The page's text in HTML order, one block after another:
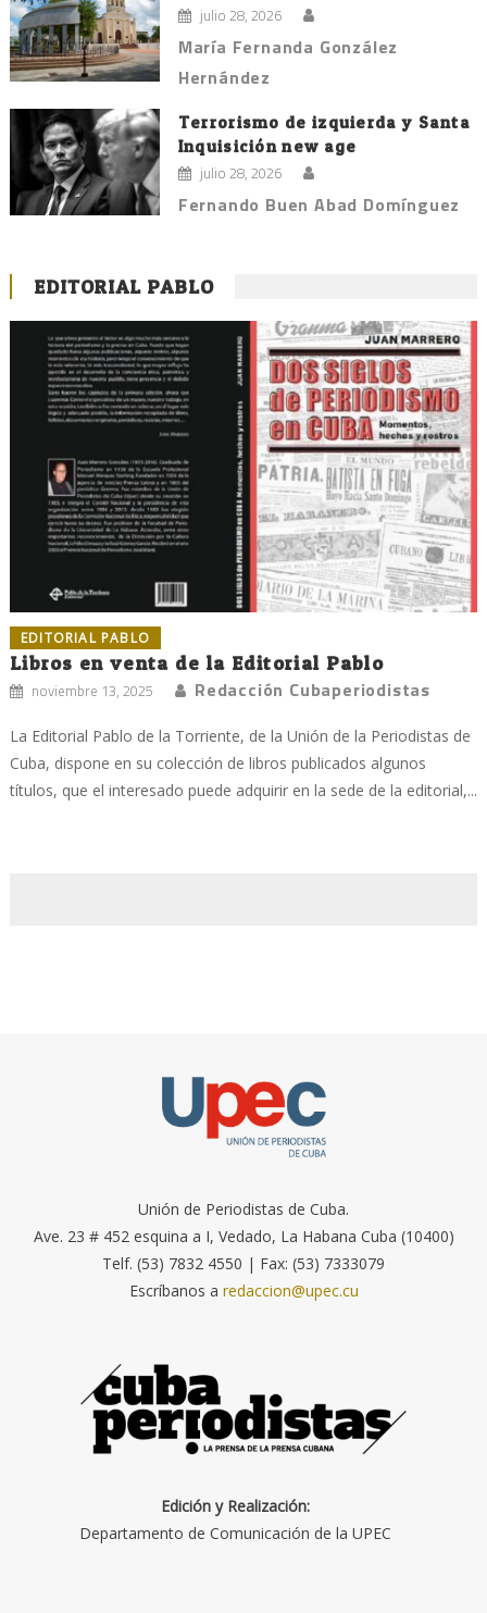
julio 28, 2026
María Fernanda González
Hernández
Terrorismo de izquierda y Santa
Inquisición new age
julio 28, 2026
Fernando Buen Abad Domínguez
EDITORIAL PABLO
EDITORIAL PABLO
Libros en venta de la Editorial Pablo
noviembre 13, 2025 Redacción Cubaperiodistas
La Editorial Pablo de la Torriente, de la Unión de la Periodistas de
Cuba, dispone en su colección de libros publicados algunos
títulos, que el interesado puede adquirir en la sede de la editorial,...
Unión de Periodistas de Cuba.
Ave. 23 # 452 esquina a I, Vedado, La Habana Cuba (10400)
Telf. (53) 7832 4550 | Fax: (53) 7333079
Escríbanos a redaccion@upec.cu
Edición y Realización:
Departamento de Comunicación de la UPEC